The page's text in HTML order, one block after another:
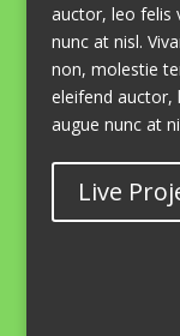
auctor, leo felis
nunc at nisl.
non, molestie
eleifend auctor,
augue nunc at
Live